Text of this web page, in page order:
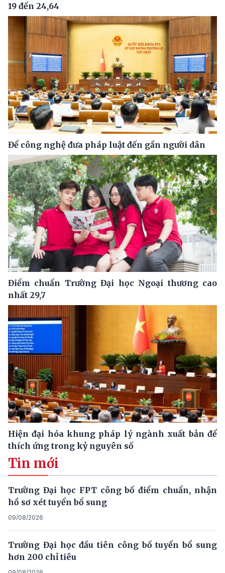
19 đến 24,64
Để công nghệ đưa pháp luật đến gần người dân
Điểm chuẩn Trường Đại học Ngoại thương cao
nhất 29,7
Hiện đại hóa khung pháp lý ngành xuất bản để
thích ứng trong kỷ nguyên số
Tin mới
Trường Đại học FPT công bố điểm chuẩn, nhận
hồ sơ xét tuyển bổ sung
09/08/2026
Trường Đại học đầu tiên công bố tuyển bổ sung
hơn 200 chỉ tiêu